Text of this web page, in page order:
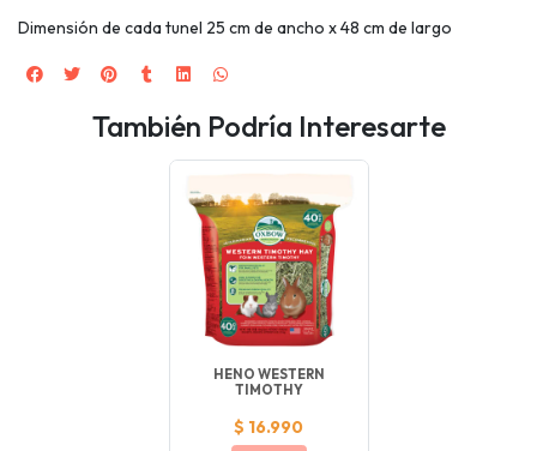
Dimensión de cada tunel 25 cm de ancho x 48 cm de largo
También Podría Interesarte
HENO WESTERN
TIMOTHY
$ 16.990